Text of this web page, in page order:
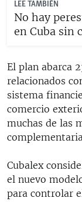
LEE TAMBIÉN
No hay
en Cuba sin
El plan abarca
relacionados
sistema
comercio
muchas de las
Cubalex
el nuevo
para controlar